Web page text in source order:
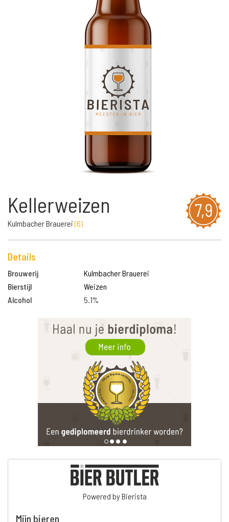
7,9
Kellerweizen
Kulmbacher Brauerei(6)
Details
Brouwerij
Kulmbacher Brauerei
Bierstijl
Weizen
Alcohol
5.1%
Powered by Bierista
Mijn bieren